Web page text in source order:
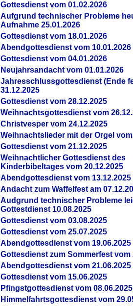
Gottesdienst vom 01.02.2026
Aufgrund technischer Probleme
Aufnahme 25.01.2026
Gottesdienst vom 18.01.2026
Abendgottesdienst vom 10.01.2026
Gottesdienst vom 04.01.2026
Neujahrsandacht vom 01.01.2026
Jahresschlussgottesdienst (Ende
31.12.2025
Gottesdienst vom 28.12.2025
Weihnachtsgottesdienst vom
Christvesper vom 24.12.2025
Weihnachtslieder mit der Orgel vom
Gottesdienst vom 21.12.2025
Weihnachtlicher Gottesdienst des
Kinderbibeltages vom 20.12.2025
Abendgottesdienst vom 13.12.2025
Andacht zum Waffelfest am
Audgrund technischer Probleme
Gottestdienst 10.08.2025
Gottesdienst vom 03.08.2025
Gottesdienst vom 25.07.2025
Abendgottesdienst vom 19.06.2025
Gottesdienst zum Sommerfest vom
Abendgottesdienst vom 21.06.2025
Gottesdienst vom 15.06.2025
Pfingstgottesdienst vom 08.06.2025
Himmelfahrtsgottesdienst vom